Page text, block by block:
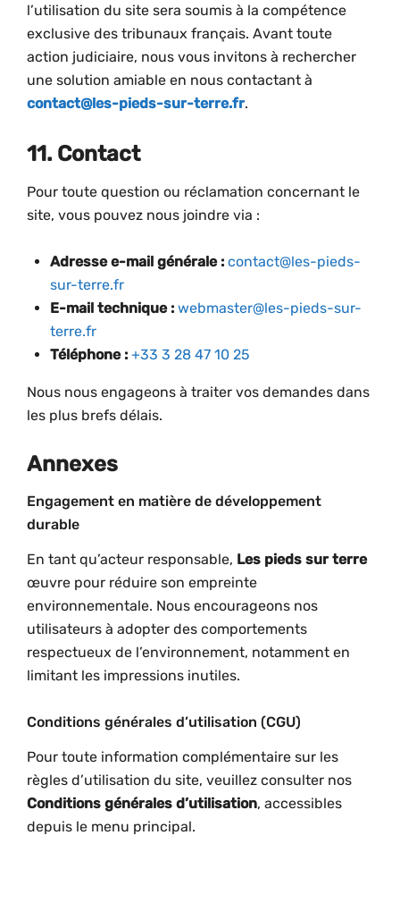
l’utilisation du site sera soumis à la compétence
exclusive des tribunaux français. Avant toute
action judiciaire, nous vous invitons à rechercher
une solution amiable en nous contactant à
contact@les-pieds-sur-terre.fr.
11. Contact
Pour toute question ou réclamation concernant le
site, vous pouvez nous joindre via :
Adresse e-mail générale : contact@les-pieds-
sur-terre.fr
E-mail technique : webmaster@les-pieds-sur-
terre.fr
Téléphone : +33 3 28 47 10 25
Nous nous engageons à traiter vos demandes dans
les plus brefs délais.
Annexes
Engagement en matière de développement
durable
En tant qu’acteur responsable, Les pieds sur terre
œuvre pour réduire son empreinte
environnementale. Nous encourageons nos
utilisateurs à adopter des comportements
respectueux de l’environnement, notamment en
limitant les impressions inutiles.
Conditions générales d’utilisation (CGU)
Pour toute information complémentaire sur les
règles d’utilisation du site, veuillez consulter nos
Conditions générales d’utilisation, accessibles
depuis le menu principal.